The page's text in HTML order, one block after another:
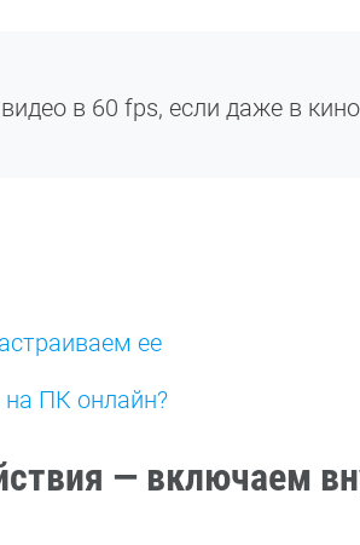
в 60 fps, если даже в
ее
на ПК онлайн?
— включаем